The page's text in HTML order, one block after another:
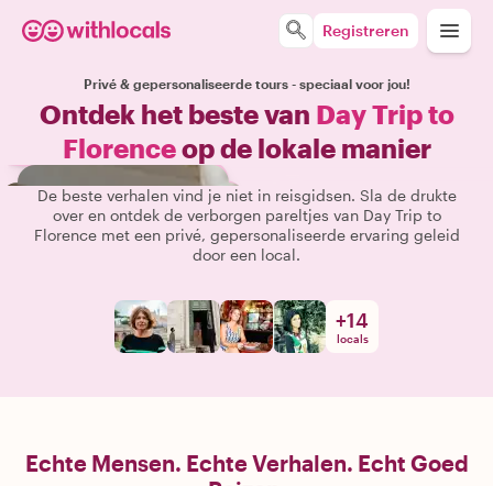
Registreren
Privé & gepersonaliseerde tours - speciaal voor jou!
Ontdek het beste van Day Trip to
Florenceop de lokale manier
De beste verhalen vind je niet in reisgidsen. Sla de drukte
over en ontdek de verborgen pareltjes van Day Trip to
Florence met een privé, gepersonaliseerde ervaring geleid
door een local.
+14
locals
Echte Mensen. Echte Verhalen. Echt Goed